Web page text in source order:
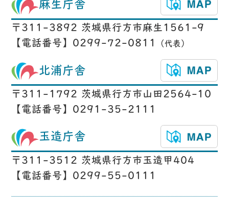
麻生庁舎
〒311-3892 茨城県行方市麻生1561-9
【電話番号】0299-72-0811
（代表）
北浦庁舎
〒311-1792 茨城県行方市山田2564-10
【電話番号】0291-35-2111
玉造庁舎
〒311-3512 茨城県行方市玉造甲404
【電話番号】0299-55-0111